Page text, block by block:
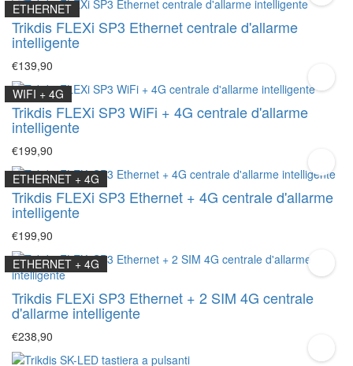
ETHERNET
Trikdis FLEXi SP3 Ethernet centrale d'allarme
intelligente
€139,90
WIFI + 4G
Trikdis FLEXi SP3 WiFi + 4G centrale d'allarme
intelligente
€199,90
ETHERNET + 4G
Trikdis FLEXi SP3 Ethernet + 4G centrale d'allarme
intelligente
€199,90
ETHERNET + 4G
Trikdis FLEXi SP3 Ethernet + 2 SIM 4G centrale
d'allarme intelligente
€238,90